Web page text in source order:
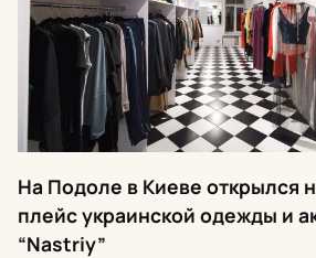
На Подоле в Киеве открылся
плейс украинской одежды и
“Nastriy”